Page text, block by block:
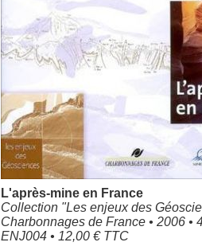
L'après-mine en France
Collection "Les enjeux des
Charbonnages de France • 2006 •
ENJ004 • 12,00 € TTC